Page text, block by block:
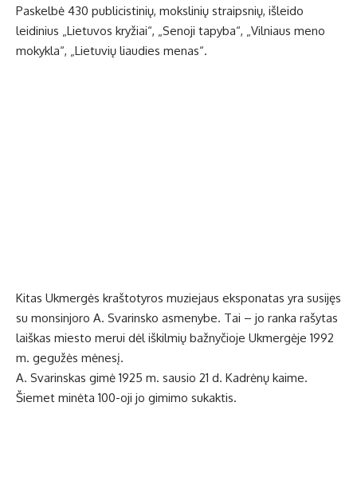
Paskelbė 430 publicistinių, mokslinių straipsnių, išleido
leidinius „Lietuvos kryžiai“, „Senoji tapyba“, „Vilniaus meno
mokykla“, „Lietuvių liaudies menas“.
Kitas Ukmergės kraštotyros muziejaus eksponatas yra susijęs
su monsinjoro A. Svarinsko asmenybe. Tai – jo ranka rašytas
laiškas miesto merui dėl iškilmių bažnyčioje Ukmergėje 1992
m. gegužės mėnesį.
A. Svarinskas gimė 1925 m. sausio 21 d. Kadrėnų kaime.
Šiemet minėta 100-oji jo gimimo sukaktis.